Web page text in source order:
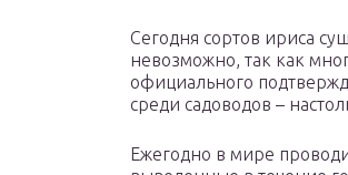
Сегодня сортов ириса
невозможно, так как
официального
среди садоводов –
Ежегодно в мире